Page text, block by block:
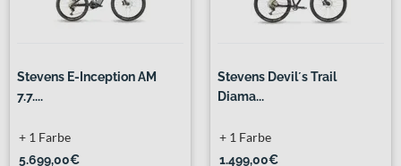
Stevens E-Inception AM
7.7....
5.699,00€
+ 1 Farbe
Stevens Devil´s Trail
Diama...
1.499,00€
+ 1 Farbe